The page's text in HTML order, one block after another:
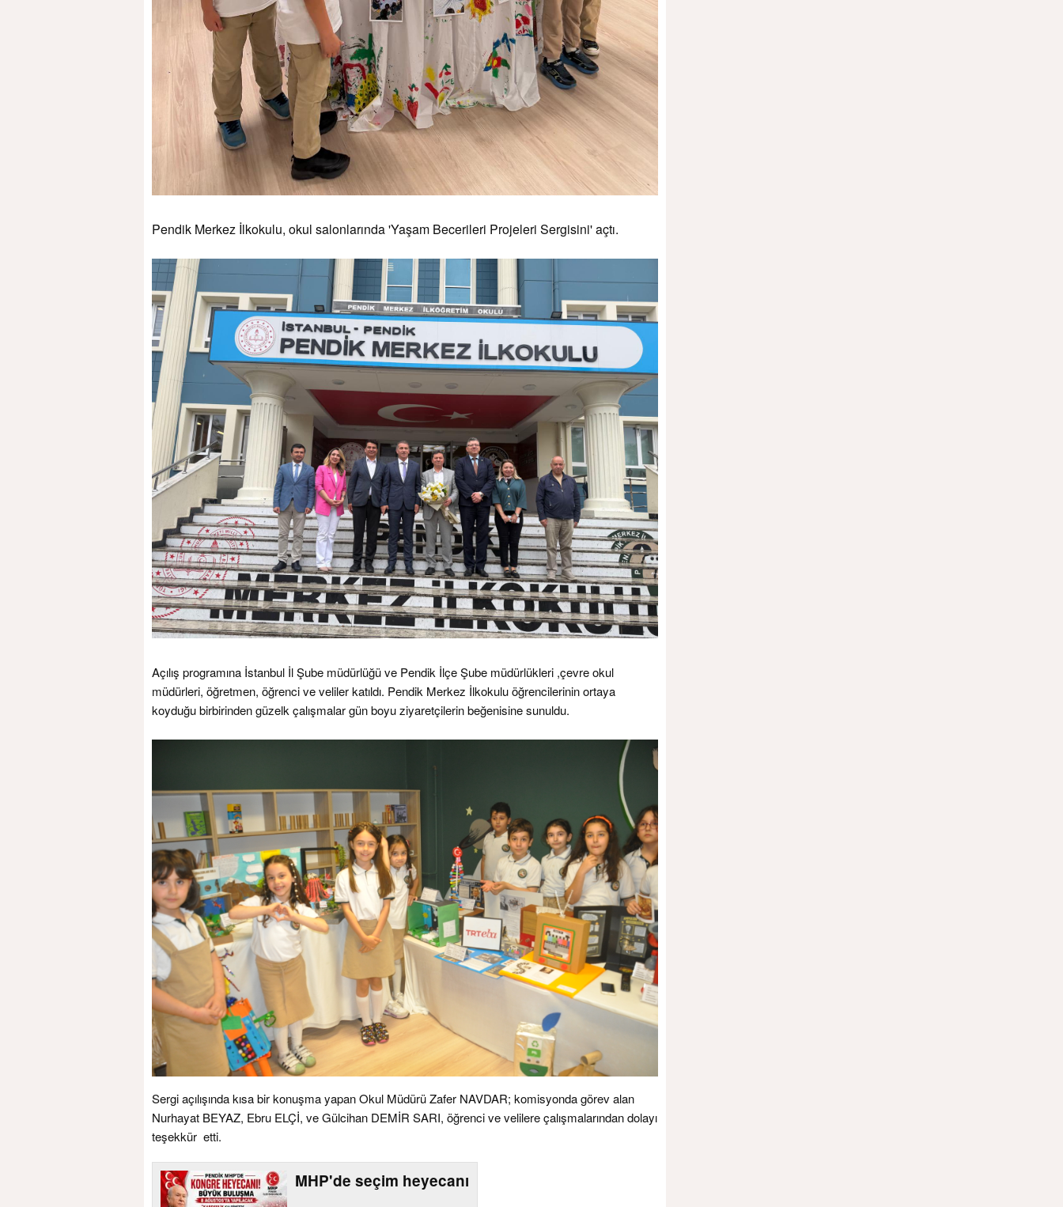
Pendik Merkez İlkokulu, okul salonlarında 'Yaşam Becerileri Projeleri Sergisini' açtı.
Açılış programına İstanbul İl Şube müdürlüğü ve Pendik İlçe Şube müdürlükleri ,çevre okul
müdürleri, öğretmen, öğrenci ve veliler katıldı. Pendik Merkez İlkokulu öğrencilerinin ortaya
koyduğu birbirinden güzelk çalışmalar gün boyu ziyaretçilerin beğenisine sunuldu.
Sergi açılışında kısa bir konuşma yapan Okul Müdürü Zafer NAVDAR; komisyonda görev alan
Nurhayat BEYAZ, Ebru ELÇİ, ve Gülcihan DEMİR SARI, öğrenci ve velilere çalışmalarından dolayı
teşekkür etti.
MHP'de seçim heyecanı